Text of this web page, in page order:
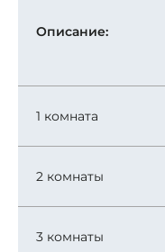
Описание:
1 комната
2 комнаты
3 комнаты